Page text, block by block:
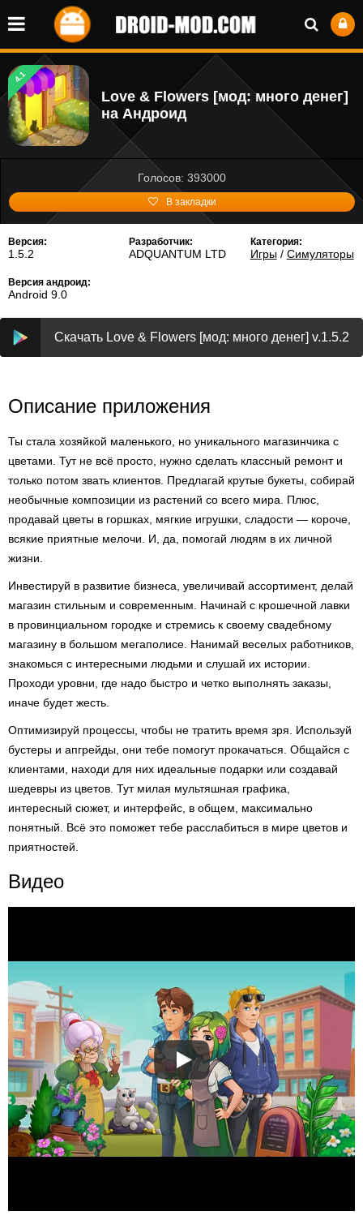
4.1
Love & Flowers [мод: много денег]
на Андроид
Голосов: 393000
В закладки
Версия:
1.5.2
Разработчик:
ADQUANTUM LTD
Категория:
Игры/ Симуляторы
Версия андроид:
Android 9.0
Скачать Love & Flowers [мод: много денег] v.1.5.2
Описание приложения
Ты стала хозяйкой маленького, но уникального магазинчика с
цветами. Тут не всё просто, нужно сделать классный ремонт и
только потом звать клиентов. Предлагай крутые букеты, собирай
необычные композиции из растений со всего мира. Плюс,
продавай цветы в горшках, мягкие игрушки, сладости — короче,
всякие приятные мелочи. И, да, помогай людям в их личной
жизни.
Инвестируй в развитие бизнеса, увеличивай ассортимент, делай
магазин стильным и современным. Начинай с крошечной лавки
в провинциальном городке и стремись к своему свадебному
магазину в большом мегаполисе. Нанимай веселых работников,
знакомься с интересными людьми и слушай их истории.
Проходи уровни, где надо быстро и четко выполнять заказы,
иначе будет жесть.
Оптимизируй процессы, чтобы не тратить время зря. Используй
бустеры и апгрейды, они тебе помогут прокачаться. Общайся с
клиентами, находи для них идеальные подарки или создавай
шедевры из цветов. Тут милая мультяшная графика,
интересный сюжет, и интерфейс, в общем, максимально
понятный. Всё это поможет тебе расслабиться в мире цветов и
приятностей.
Видео